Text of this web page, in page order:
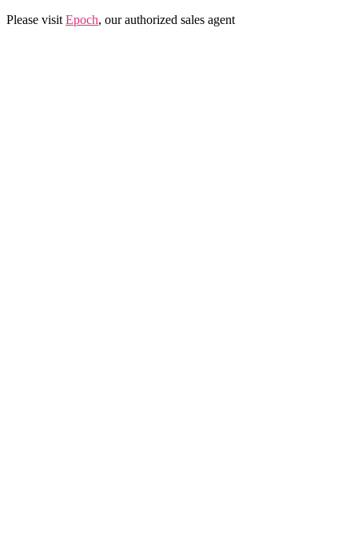
Please visit Epoch, our authorized sales agent